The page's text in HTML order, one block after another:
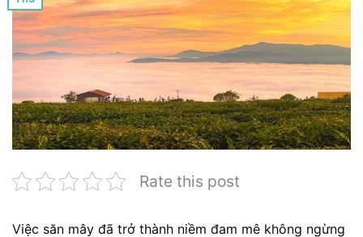
Rate this post
Việc săn mây đã trở thành niềm đam mê không ngừng